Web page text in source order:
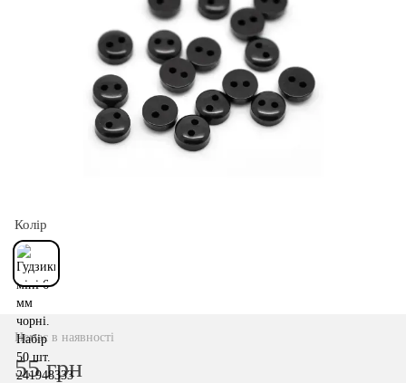
Колір
Немає в наявності
55 грн